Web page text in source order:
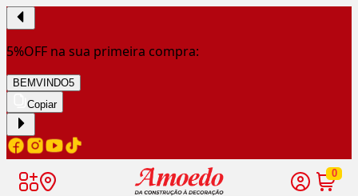
5%OFF na sua primeira compra:
BEMVINDO5
Copiar
0